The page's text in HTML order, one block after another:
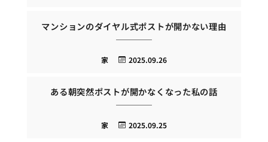
マンションのダイヤル式ポストが開かない理由
2025.09.26
家
ある朝突然ポストが開かなくなった私の話
2025.09.25
家